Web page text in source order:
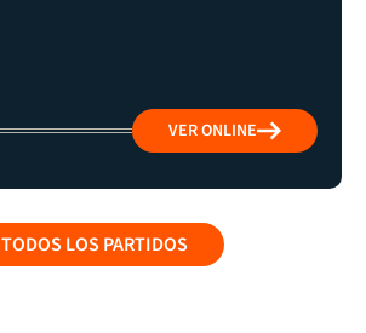
VER ONLINE
TODOS LOS PARTIDOS